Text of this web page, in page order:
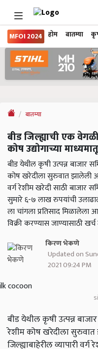
MFOI 2024 होम बातम्या
बातम्या
बीड जिल्ह्याची एक
कोष उद्योगाच्या
बीड येथील कृषी उत्पन्न बाजार
कोष खरेदीला सुरुवात झालेली
वर्ग रेशीम खरेदी साठी बाजार
सुमारे ६-७ लाख रुपयांची
ला चांगला प्रतिसाद मिळालेला
विक्री करण्यास जाण्यासाठी
किरण भेकणे
Updated on
2021 09:24 PM
बीड येथील कृषी उत्पन्न
रेशीम कोष खरेदीला
जिल्ह्याबाहेरील व्यापारी